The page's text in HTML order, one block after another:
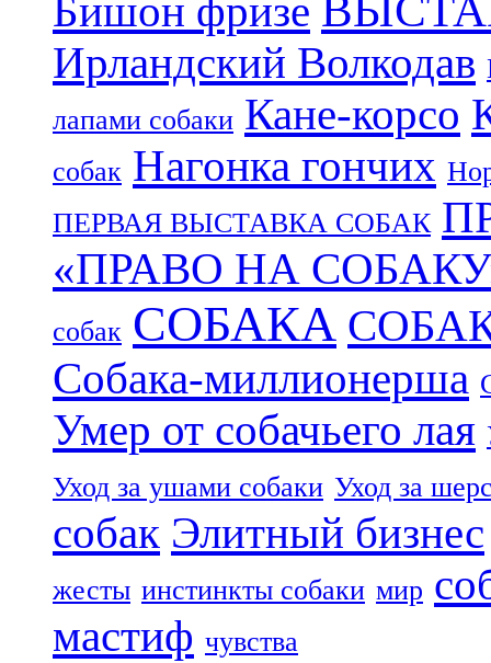
Бишон фризе
Ирландский Волкодав
лапами собаки Кане-корсо
собак Нагонка гончих
ПЕРВАЯ ВЫСТАВКА СОБАК
«ПРАВО НА
собак СОБАКА
Собака-миллионерша
Умер от собачьего лая
Уход за ушами собаки Уход за
собак Элитный бизнес
жесты инстинкты собаки мир
мастиф чувства